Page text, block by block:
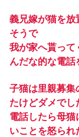
義兄嫁が猫を放
そうで
我が家へ貰って
んだな的な電話
子猫は里親募集
たけどダメでし
電話したら母猫
いことを怒られ